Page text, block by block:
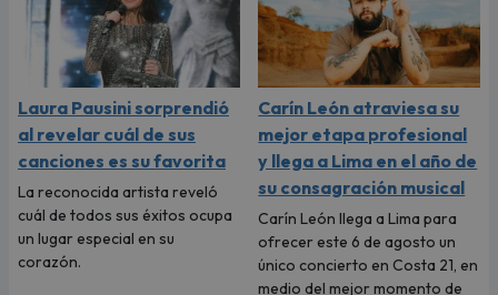
Laura Pausini sorprendió
al revelar cuál de sus
canciones es su favorita
La reconocida artista reveló
cuál de todos sus éxitos ocupa
un lugar especial en su
corazón.
Carín León atraviesa su
mejor etapa profesional
y llega a Lima en el año de
su consagración musical
Carín León llega a Lima para
ofrecer este 6 de agosto un
único concierto en Costa 21, en
medio del mejor momento de